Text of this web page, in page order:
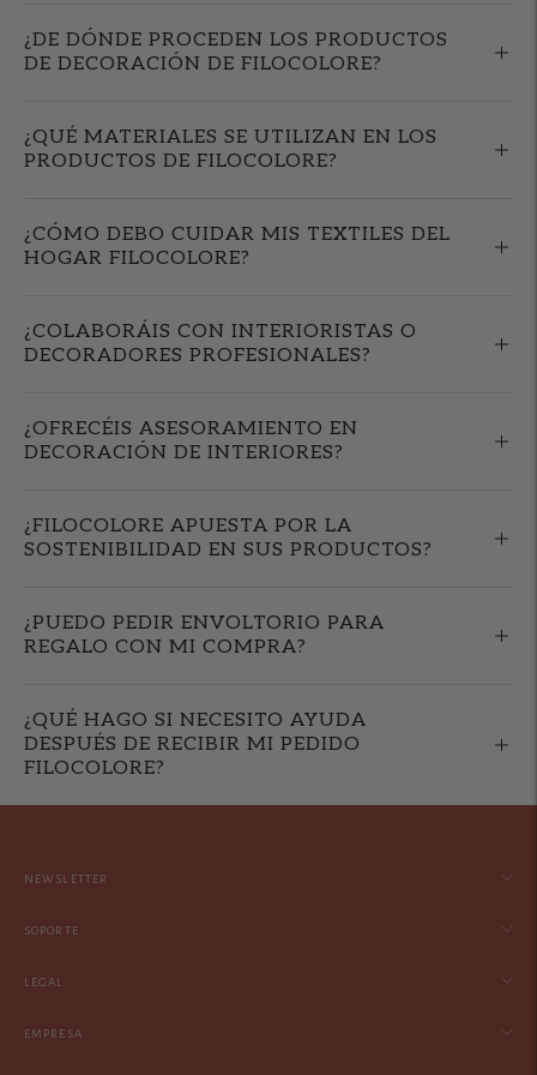
¿DE DÓNDE PROCEDEN LOS PRODUCTOS
DE DECORACIÓN DE FILOCOLORE?
¿QUÉ MATERIALES SE UTILIZAN EN LOS
PRODUCTOS DE FILOCOLORE?
¿CÓMO DEBO CUIDAR MIS TEXTILES DEL
HOGAR FILOCOLORE?
¿COLABORÁIS CON INTERIORISTAS O
DECORADORES PROFESIONALES?
¿OFRECÉIS ASESORAMIENTO EN
DECORACIÓN DE INTERIORES?
¿FILOCOLORE APUESTA POR LA
SOSTENIBILIDAD EN SUS PRODUCTOS?
¿PUEDO PEDIR ENVOLTORIO PARA
REGALO CON MI COMPRA?
¿QUÉ HAGO SI NECESITO AYUDA
DESPUÉS DE RECIBIR MI PEDIDO
FILOCOLORE?
NEWSLETTER
SOPORTE
LEGAL
EMPRESA